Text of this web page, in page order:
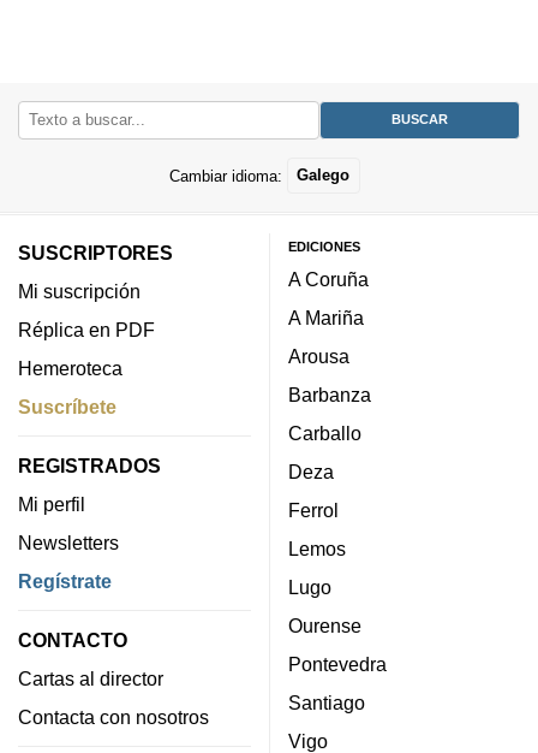
Cambiar idioma: Galego
SUSCRIPTORES
Mi suscripción
Réplica en PDF
Hemeroteca
Suscríbete
REGISTRADOS
Mi perfil
Newsletters
Regístrate
CONTACTO
Cartas al director
Contacta con nosotros
EDICIONES
A Coruña
A Mariña
Arousa
Barbanza
Carballo
Deza
Ferrol
Lemos
Lugo
Ourense
Pontevedra
Santiago
Vigo